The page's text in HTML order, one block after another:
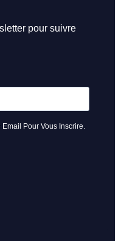
pour suivre
Pour Vous Inscrire.